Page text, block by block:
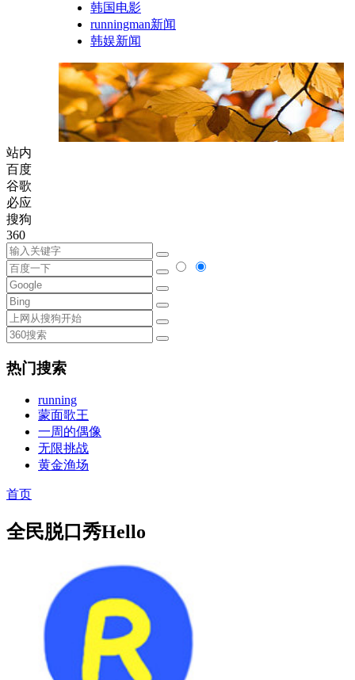
韩国电影
runningman新闻
韩娱新闻
站内
百度
谷歌
必应
搜狗
360
热门搜索
running
蒙面歌王
一周的偶像
无限挑战
黄金渔场
首页
全民脱口秀Hello